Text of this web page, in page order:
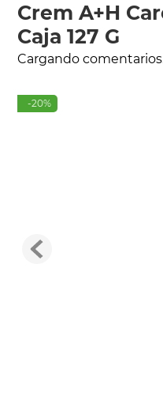
Crem A+H
Caja 127 G
Cargando
-20%